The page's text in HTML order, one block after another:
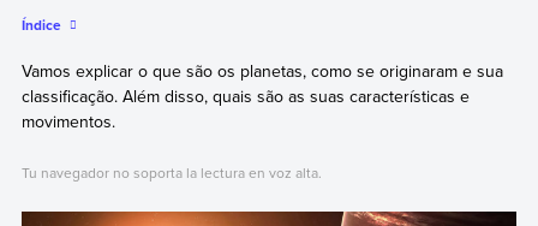
Índice
Vamos explicar o que são os planetas, como se originaram e sua
classificação. Além disso, quais são as suas características e
movimentos.
Tu navegador no soporta la lectura en voz alta.